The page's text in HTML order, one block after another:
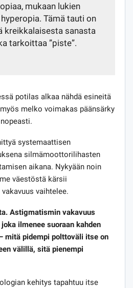
mukaan lukien
Tämä tauti on
kreikkalaisesta sanasta
tarkoittaa ”piste”.
potilas alkaa nähdä esineitä
melko voimakas päänsärky
systemaattisen
silmämoottorilihasten
aikana. Nykyään noin
väestöstä kärsii
vaihtelee.
Astigmatismin vakavuus
ilmenee suoraan kahden
mitä pidempi polttoväli itse on
välillä, sitä pienempi
kehitys tapahtuu itse